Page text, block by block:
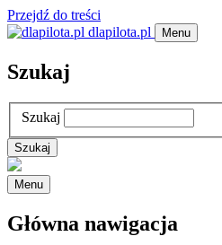
Przejdź do treści
dlapilota.pl
Menu
Szukaj
Szukaj
Menu
Główna nawigacja